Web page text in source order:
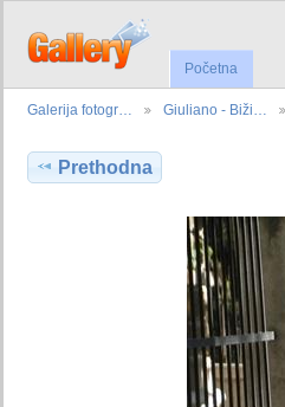
Početna
Galerija fotogr… Giuliano - Biži…
Prethodna